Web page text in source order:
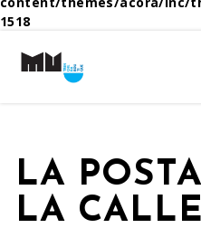
1518
LA
LA CALLE